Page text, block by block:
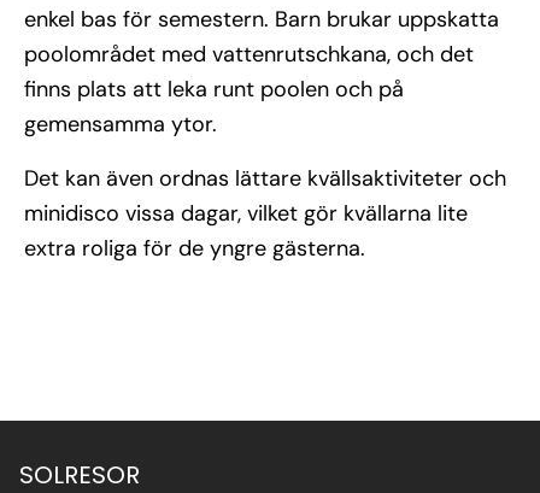
enkel bas för semestern. Barn brukar uppskatta
poolområdet med vattenrutschkana, och det
finns plats att leka runt poolen och på
gemensamma ytor.
Det kan även ordnas lättare kvällsaktiviteter och
minidisco vissa dagar, vilket gör kvällarna lite
extra roliga för de yngre gästerna.
SOLRESOR